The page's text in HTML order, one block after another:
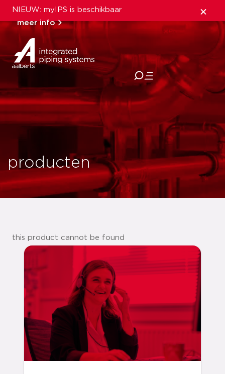
NIEUW: myIPS is beschikbaar
meer info
sluiten
producten
this product cannot be found